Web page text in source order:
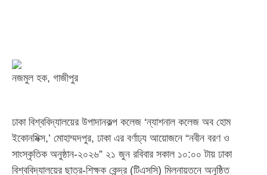
নজমুল হক, গাজীপুর
ঢাকা বিশ্ববিদ্যালয়ের উপাদানকল্প কলেজ ‘ন্যাশনাল কলেজ অব হোম
ইকোনমিক্স,’ মোহাম্মদপুর, ঢাকা এর বর্ণাঢ্য আয়োজনে “নবীন বরণ ও
সাংস্কৃতিক অনুষ্ঠান-২০২৬” ২১ জুন রবিবার সকাল ১০:০০ টায় ঢাকা
বিশ্ববিদ্যালয়ের ছাত্র-শিক্ষক কেন্দ্র (টিএসসি) মিলনায়তনে অনুষ্ঠিত